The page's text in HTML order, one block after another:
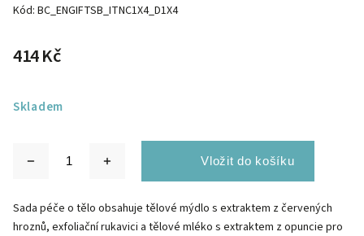
Kód: BC_ENGIFTSB_ITNC1X4_D1X4
414 Kč
Skladem
Sada péče o tělo obsahuje tělové mýdlo s extraktem z červených
hroznů, exfoliační rukavici a tělové mléko s extraktem z opuncie pro